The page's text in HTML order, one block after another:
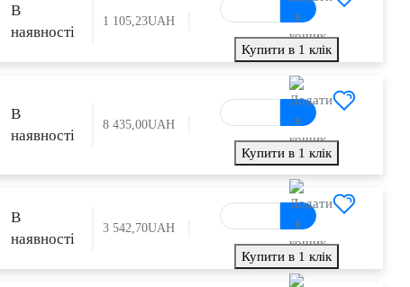
В
наявності
UAH
1 105,23
Купити в 1 клік
В
наявності
UAH
8 435,00
Купити в 1 клік
В
наявності
UAH
3 542,70
Купити в 1 клік